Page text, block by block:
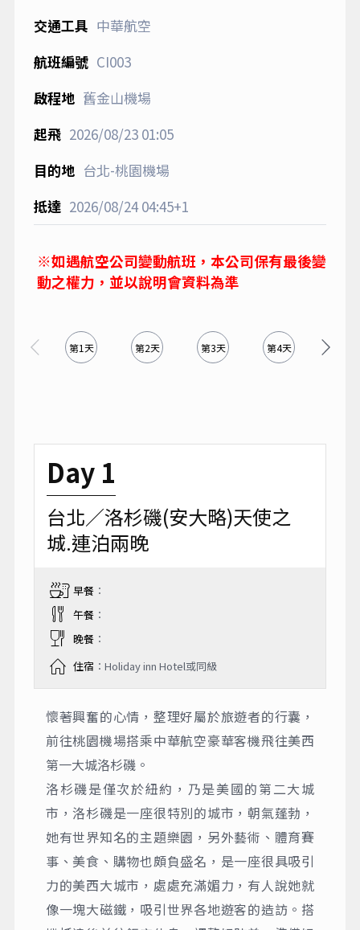
中華航空
CI003
舊金山機場
2026/08/2301:05
台北-桃園機場
2026/08/2404:45+1
※如遇航空公司變動航班，本公司保有最後變
動之權力，並以說明會資料為準
第1天 第2天 第3天 第4天
Day 1
台北／洛杉磯(安大略)天使之
城.連泊兩晚
早餐：
午餐：
晚餐：
住宿 ：Holiday inn Hotel或同級
懷著興奮的心情，整理好屬於旅遊者的行囊，
前往桃園機場搭乘中華航空豪華客機飛往美西
第一大城洛杉磯。
洛杉磯是僅次於紐約，乃是美國的第二大城
市，洛杉磯是一座很特別的城市，朝氣蓬勃，
她有世界知名的主題樂園，另外藝術、體育賽
事、美食、購物也頗負盛名，是一座很具吸引
力的美西大城市，處處充滿媚力，有人說她就
像一塊大磁鐵，吸引世界各地遊客的造訪。搭